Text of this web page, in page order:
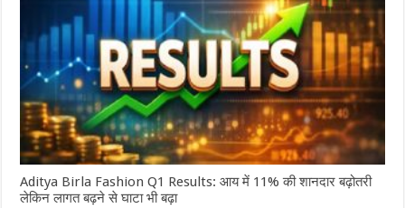
Aditya Birla Fashion Q1 Results: आय में 11% की शानदार बढ़ोतरी
लेकिन लागत बढ़ने से घाटा भी बढ़ा